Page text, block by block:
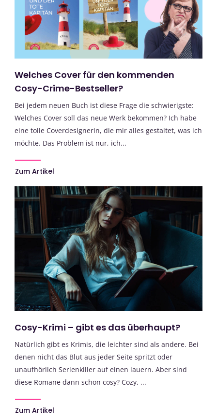
Welches Cover für den kommenden
Cosy-Crime-Bestseller?
Bei jedem neuen Buch ist diese Frage die schwierigste:
Welches Cover soll das neue Werk bekommen? Ich habe
eine tolle Coverdesignerin, die mir alles gestaltet, was ich
möchte. Das Problem ist nur, ich...
Zum Artikel
Cosy-Krimi – gibt es das überhaupt?
Natürlich gibt es Krimis, die leichter sind als andere. Bei
denen nicht das Blut aus jeder Seite spritzt oder
unaufhörlich Serienkiller auf einen lauern. Aber sind
diese Romane dann schon cosy? Cozy, ...
Zum Artikel